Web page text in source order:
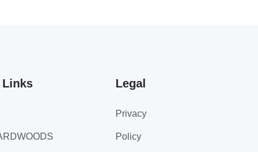
Legal
Privacy
Policy